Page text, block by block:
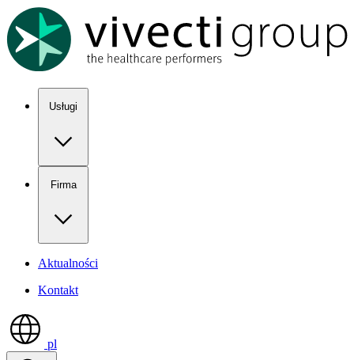
Show keyboard shortcuts
Usługi
Firma
Aktualności
Kontakt
pl